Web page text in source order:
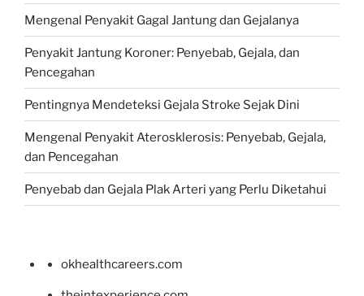
Mengenal Penyakit Gagal Jantung dan Gejalanya
Penyakit Jantung Koroner: Penyebab, Gejala, dan
Pencegahan
Pentingnya Mendeteksi Gejala Stroke Sejak Dini
Mengenal Penyakit Aterosklerosis: Penyebab, Gejala,
dan Pencegahan
Penyebab dan Gejala Plak Arteri yang Perlu Diketahui
okhealthcareers.com